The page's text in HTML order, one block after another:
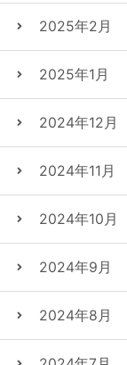
2025年2月
2025年1月
2024年12月
2024年11月
2024年10月
2024年9月
2024年8月